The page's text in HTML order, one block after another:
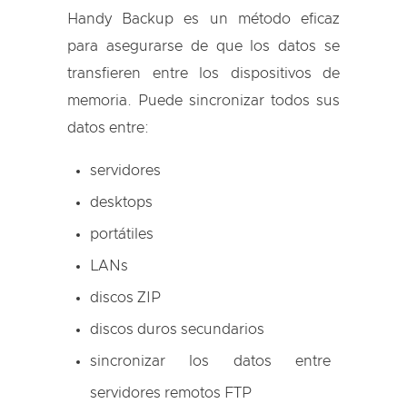
Handy Backup es un método eficaz
para asegurarse de que los datos se
transfieren entre los dispositivos de
memoria. Puede sincronizar todos sus
datos entre:
servidores
desktops
portátiles
LANs
discos ZIP
discos duros secundarios
sincronizar los datos entre
servidores remotos FTP